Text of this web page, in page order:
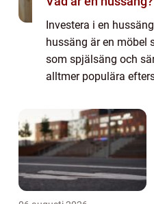
Investera i en
hussäng är en möbel
som spjälsäng och
alltmer populära
sedan kan
kan...